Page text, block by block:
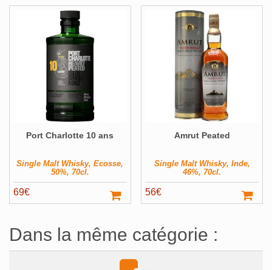
Port Charlotte 10 ans
Single Malt Whisky, Ecosse,
50%, 70cl.
69€
Amrut Peated
Single Malt Whisky, Inde,
46%, 70cl.
56€
Dans la même catégorie :